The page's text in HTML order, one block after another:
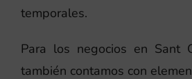
temporales.
Para los negocios en Sant
también contamos con